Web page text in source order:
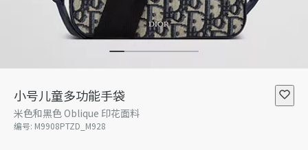
小号儿童多功能手袋
米色和黑色 Oblique 印花面料
编号: M9908PTZD_M928